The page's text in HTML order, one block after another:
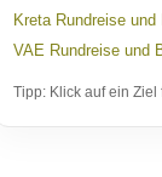
Kreta Rundreise und
VAE Rundreise und
Tipp: Klick auf ein Ziel